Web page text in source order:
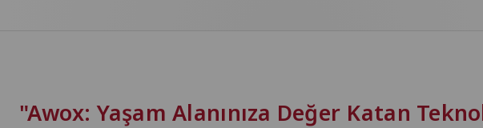
"Awox: Yaşam Alanınıza Değer Katan